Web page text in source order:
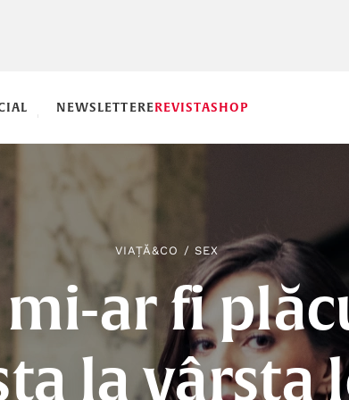
NEWSLETTEREREVISTASHOP
VIAȚĂ&CO / SEX
mi-ar fi
la vârsta